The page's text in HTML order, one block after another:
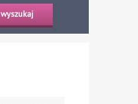
wyszukaj